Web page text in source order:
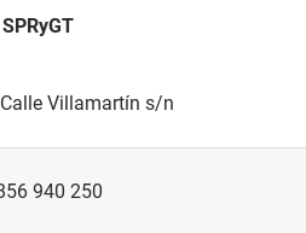
Calle Villamartín s/n
940 250